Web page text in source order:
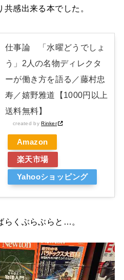
感出来る本でした。
仕事論 「水曜どうでしょ
う」2人の名物ディレクタ
ーが働き方を語る／藤村忠
寿／嬉野雅道【1000円以上
送料無料】
created byRinker
Amazon
楽天市場
Yahooショッピング
らくぶらぶらと…。